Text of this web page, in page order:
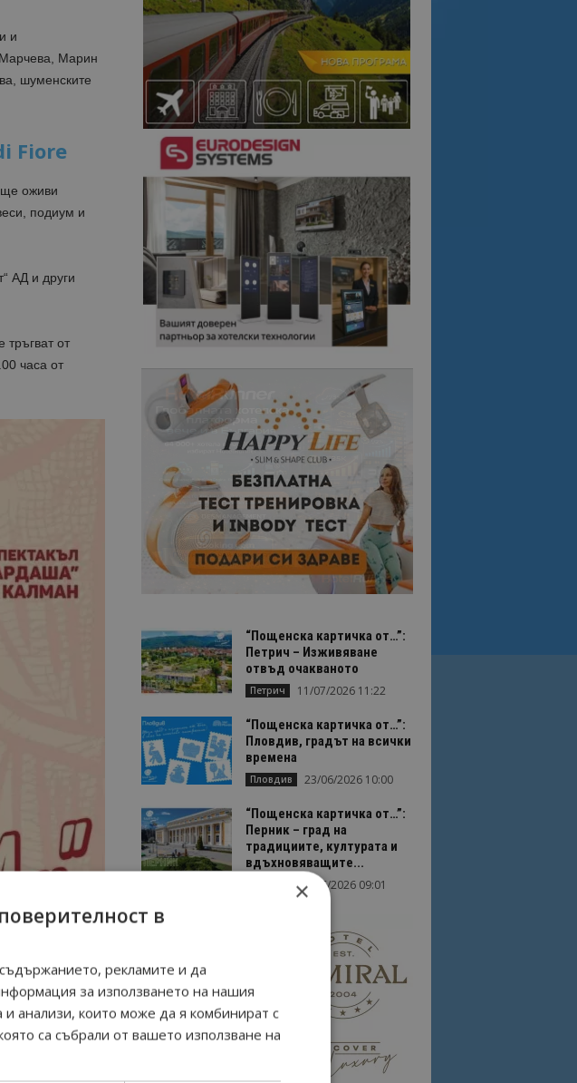
и
Марин
шуменските
Fiore
ще оживи
подиум и
АД и други
от
часа от
“Пощенска картичка от…”:
Петрич – Изживяване
отвъд очакваното
Петрич 11/07/2026 11:22
“Пощенска картичка от…”:
Пловдив, градът на всички
времена
Пловдив 23/06/2026 10:00
“Пощенска картичка от…”:
Перник – град на
традициите, културата и
вдъхновяващите...
17/06/2026 09:01
×
в
рекламите и да
за използването на нашия
анализи, които може да я комбинират с
са събрали от вашето използване на